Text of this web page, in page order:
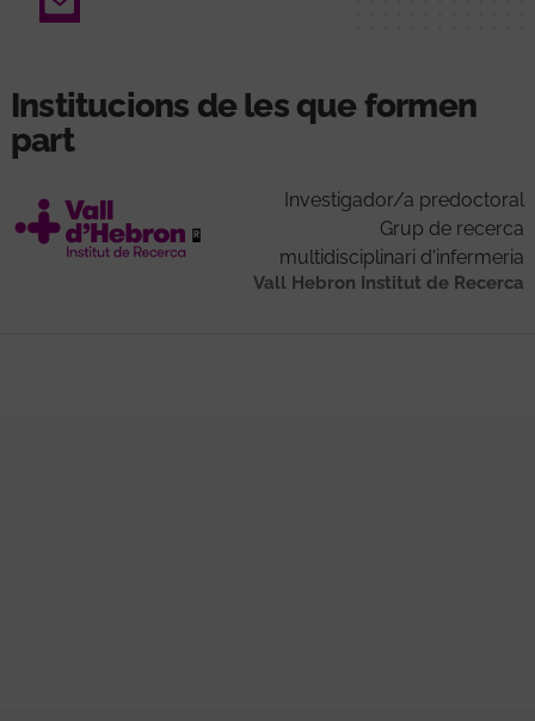
Institucions de les que formen
part
Investigador/a predoctoral
Grup de recerca
multidisciplinari d'infermeria
Vall Hebron Institut de Recerca